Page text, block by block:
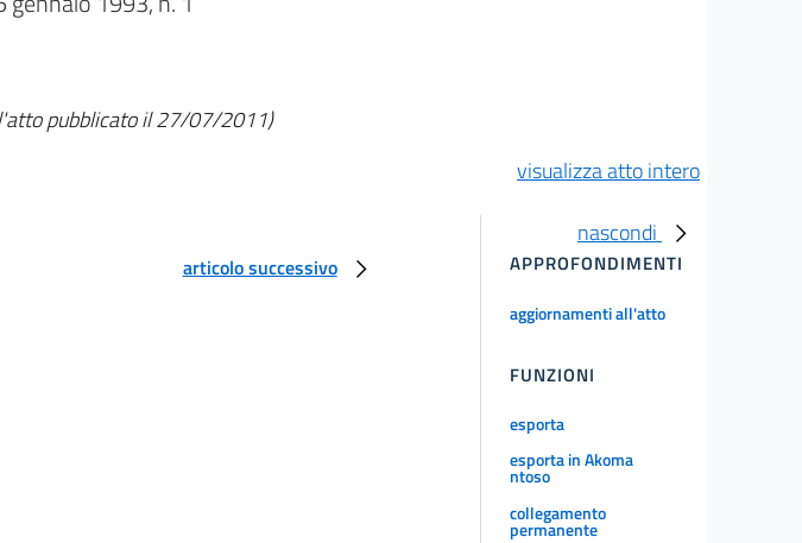
pubblicato il 27/07/2011)
visualizza atto intero
articolo successivo
nascondi
APPROFONDIMENTI
aggiornamenti all'atto
FUNZIONI
esporta
esporta in Akoma
ntoso
collegamento
permanente